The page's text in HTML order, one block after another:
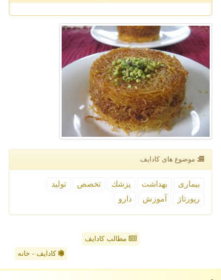
موضوع های كادایف
بیماری بهداشت پزشك تخصص
تولید
رپورتاژ
آموزش دارو
مطالب کادایف
کادایف - خانه